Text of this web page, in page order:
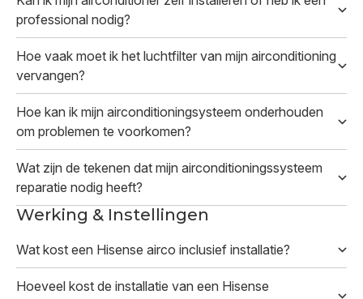
professional nodig?
Hoe vaak moet ik het luchtfilter van mijn airconditioning
vervangen?
Hoe kan ik mijn airconditioningsysteem onderhouden
om problemen te voorkomen?
Wat zijn de tekenen dat mijn airconditioningssysteem
reparatie nodig heeft?
Werking & Instellingen
Wat kost een Hisense airco inclusief installatie?
Hoeveel kost de installatie van een Hisense